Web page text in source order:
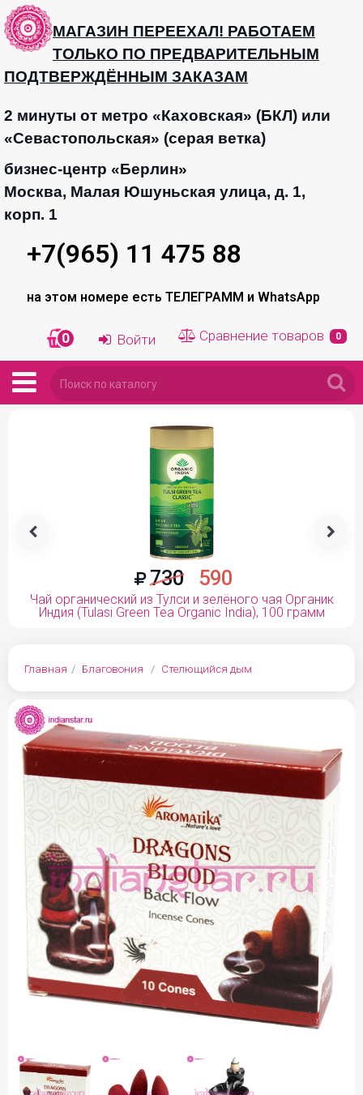
МАГАЗИН ПЕРЕЕХАЛ! РАБОТАЕМ
ТОЛЬКО ПО ПРЕДВАРИТЕЛЬНЫМ
ПОДТВЕРЖДЁННЫМ ЗАКАЗАМ
2 минуты от метро «Каховская» (БКЛ) или
«Севастопольская» (серая ветка)
бизнес-центр «Берлин»
Москва, Малая Юшуньская улица, д. 1,
корп. 1
+7(965) 11 475 88
на этом номере есть ТЕЛЕГРАММ и WhatsApp
Войти Сравнение товаров 0
0
730 590
Чай органический из Тулси и зелёного чая Органик
Индия (Tulasi Green Tea Organic India), 100 грамм
 
Главная Благовония Стелющийся дым